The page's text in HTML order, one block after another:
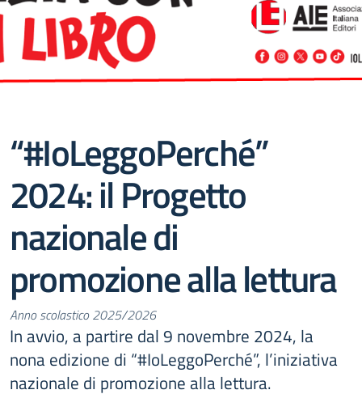
“#IoLeggoPerché”
2024: il Progetto
nazionale di
promozione alla lettura
Anno scolastico 2025/2026
In avvio, a partire dal 9 novembre 2024, la
nona edizione di “#IoLeggoPerché”, l’iniziativa
nazionale di promozione alla lettura.